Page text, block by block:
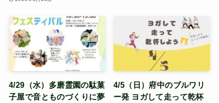
4/29（水）多磨霊園の駄菓
子屋で音とものづくりに夢
4/5（日）府中のブルワリ
ー発 ヨガして走って乾杯